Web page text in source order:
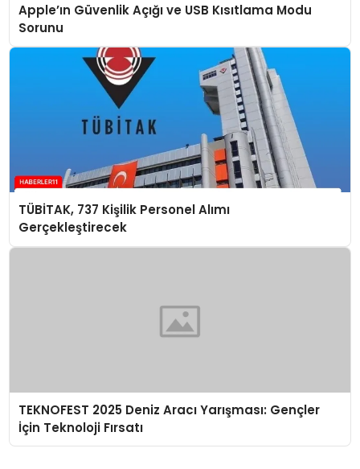
Apple’ın Güvenlik Açığı ve USB Kısıtlama Modu
Sorunu
TÜBİTAK, 737 Kişilik Personel Alımı
Gerçekleştirecek
TEKNOFEST 2025 Deniz Aracı Yarışması: Gençler
İçin Teknoloji Fırsatı